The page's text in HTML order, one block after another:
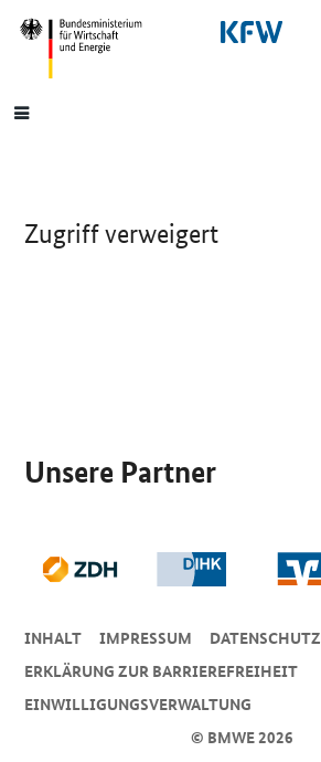
SrOnlyNavigation
Hauptmenü
Zugriff verweigert
Unsere Partner
© BMWE 2026
INHALT IMPRESSUM
DA­TEN­SCHUTZ
ERKLÄRUNG ZUR BARRIEREFREIHEIT
EINWILLIGUNGSVERWALTUNG